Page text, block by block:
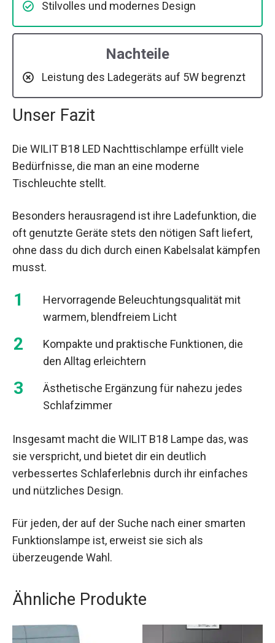
Stilvolles und modernes Design
Nachteile
Leistung des Ladegeräts auf 5W begrenzt
Unser Fazit
Die WILIT B18 LED Nachttischlampe erfüllt viele
Bedürfnisse, die man an eine moderne
Tischleuchte stellt.
Besonders herausragend ist ihre Ladefunktion, die
oft genutzte Geräte stets den nötigen Saft liefert,
ohne dass du dich durch einen Kabelsalat kämpfen
musst.
Hervorragende Beleuchtungsqualität mit
warmem, blendfreiem Licht
Kompakte und praktische Funktionen, die
den Alltag erleichtern
Ästhetische Ergänzung für nahezu jedes
Schlafzimmer
Insgesamt macht die WILIT B18 Lampe das, was
sie verspricht, und bietet dir ein deutlich
verbessertes Schlaferlebnis durch ihr einfaches
und nützliches Design.
Für jeden, der auf der Suche nach einer smarten
Funktionslampe ist, erweist sie sich als
überzeugende Wahl.
Ähnliche Produkte